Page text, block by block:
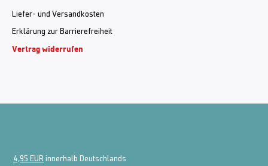
Liefer- und Versandkosten
Erklärung zur Barrierefreiheit
Vertrag widerrufen
4,95 EUR innerhalb Deutschlands